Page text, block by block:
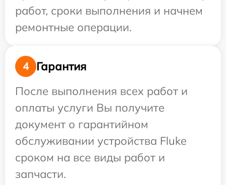
работ, сроки выполнения и начнем
ремонтные операции.
4
Гарантия
После выполнения всех работ и
оплаты услуги Вы получите
документ о гарантийном
обслуживании устройства Fluke
сроком на все виды работ и
запчасти.